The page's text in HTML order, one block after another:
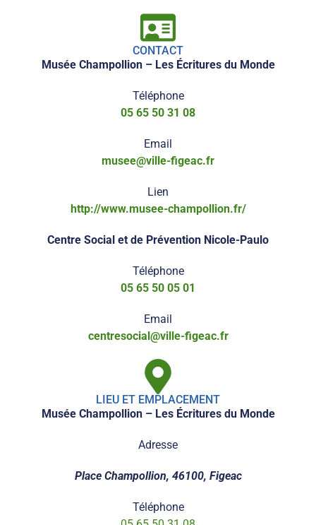
CONTACT
Musée Champollion – Les Écritures du Monde
Téléphone
05 65 50 31 08
Email
musee@ville-figeac.fr
Lien
http://www.musee-champollion.fr/
Centre Social et de Prévention Nicole-Paulo
Téléphone
05 65 50 05 01
Email
centresocial@ville-figeac.fr
LIEU ET EMPLACEMENT
Musée Champollion – Les Écritures du Monde
Adresse
Place Champollion, 46100, Figeac
Téléphone